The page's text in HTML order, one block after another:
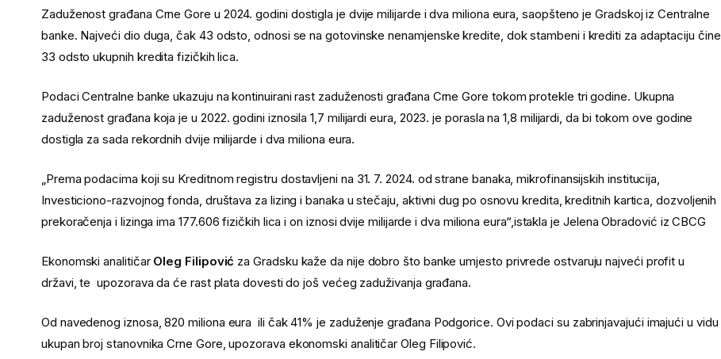
Zaduženost građana Crne Gore u 2024. godini dostigla je dvije milijarde i dva miliona eura, saopšteno je Gradskoj iz Centralne
banke. Najveći dio duga, čak 43 odsto, odnosi se na gotovinske nenamjenske kredite, dok stambeni i krediti za adaptaciju čine
33 odsto ukupnih kredita fizičkih lica.
Podaci Centralne banke ukazuju na kontinuirani rast zaduženosti građana Crne Gore tokom protekle tri godine. Ukupna
zaduženost građana koja je u 2022. godini iznosila 1,7 milijardi eura, 2023. je porasla na 1,8 milijardi, da bi tokom ove godine
dostigla za sada rekordnih dvije milijarde i dva miliona eura.
„Prema podacima koji su Kreditnom registru dostavljeni na 31. 7. 2024. od strane banaka, mikrofinansijskih institucija,
Investiciono-razvojnog fonda, društava za lizing i banaka u stečaju, aktivni dug po osnovu kredita, kreditnih kartica, dozvoljenih
prekoračenja i lizinga ima 177.606 fizičkih lica i on iznosi dvije milijarde i dva miliona eura“,istakla je Jelena Obradović iz CBCG
Ekonomski analitičar Oleg Filipović za Gradsku kaže da nije dobro što banke umjesto privrede ostvaruju najveći profit u
državi, te upozorava da će rast plata dovesti do još većeg zaduživanja građana.
Od navedenog iznosa, 820 miliona eura ili čak 41% je zaduženje građana Podgorice. Ovi podaci su zabrinjavajući imajući u vidu
ukupan broj stanovnika Crne Gore, upozorava ekonomski analitičar Oleg Filipović.